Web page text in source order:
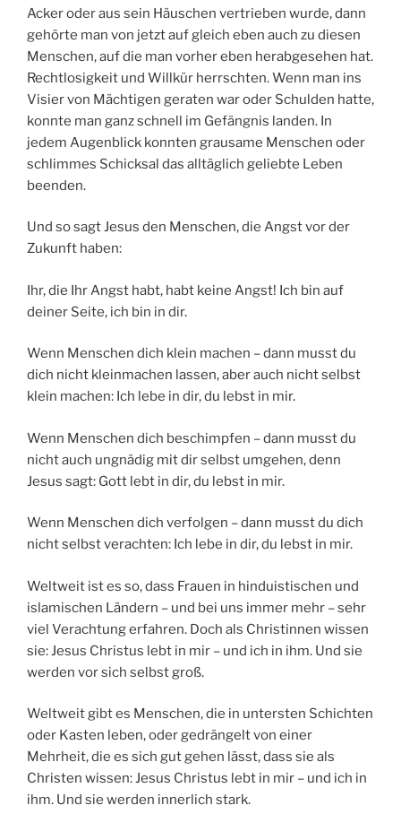
Acker oder aus sein Häuschen vertrieben wurde, dann
gehörte man von jetzt auf gleich eben auch zu diesen
Menschen, auf die man vorher eben herabgesehen hat.
Rechtlosigkeit und Willkür herrschten. Wenn man ins
Visier von Mächtigen geraten war oder Schulden hatte,
konnte man ganz schnell im Gefängnis landen. In
jedem Augenblick konnten grausame Menschen oder
schlimmes Schicksal das alltäglich geliebte Leben
beenden.
Und so sagt Jesus den Menschen, die Angst vor der
Zukunft haben:
Ihr, die Ihr Angst habt, habt keine Angst! Ich bin auf
deiner Seite, ich bin in dir.
Wenn Menschen dich klein machen – dann musst du
dich nicht kleinmachen lassen, aber auch nicht selbst
klein machen: Ich lebe in dir, du lebst in mir.
Wenn Menschen dich beschimpfen – dann musst du
nicht auch ungnädig mit dir selbst umgehen, denn
Jesus sagt: Gott lebt in dir, du lebst in mir.
Wenn Menschen dich verfolgen – dann musst du dich
nicht selbst verachten: Ich lebe in dir, du lebst in mir.
Weltweit ist es so, dass Frauen in hinduistischen und
islamischen Ländern – und bei uns immer mehr – sehr
viel Verachtung erfahren. Doch als Christinnen wissen
sie: Jesus Christus lebt in mir – und ich in ihm. Und sie
werden vor sich selbst groß.
Weltweit gibt es Menschen, die in untersten Schichten
oder Kasten leben, oder gedrängelt von einer
Mehrheit, die es sich gut gehen lässt, dass sie als
Christen wissen: Jesus Christus lebt in mir – und ich in
ihm. Und sie werden innerlich stark.